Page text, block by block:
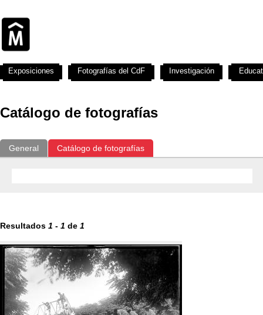
Catálogo de fotografías
General Catálogo de fotografías
Resultados 1 - 1 de 1
Exposiciones Fotografías del CdF Investigación